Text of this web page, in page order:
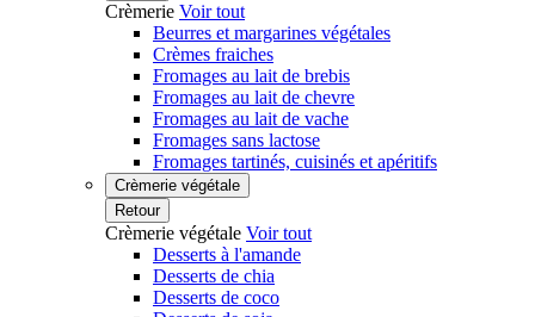
Crèmerie Voir tout
Beurres et margarines végétales
Crèmes fraiches
Fromages au lait de brebis
Fromages au lait de chevre
Fromages au lait de vache
Fromages sans lactose
Fromages tartinés, cuisinés et apéritifs
Crèmerie végétale
Retour
Crèmerie végétale Voir tout
Desserts à l'amande
Desserts de chia
Desserts de coco